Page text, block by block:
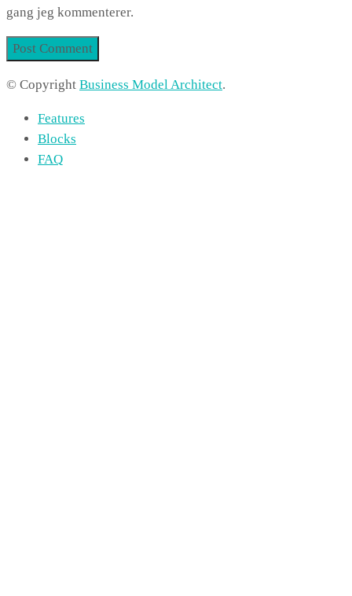
gang jeg kommenterer.
© Copyright Business Model Architect.
Features
Blocks
FAQ